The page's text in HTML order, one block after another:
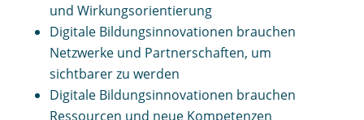
und Wirkungsorientierung
Digitale Bildungsinnovationen brauchen
Netzwerke und Partnerschaften, um
sichtbarer zu werden
Digitale Bildungsinnovationen brauchen
Ressourcen und neue Kompetenzen